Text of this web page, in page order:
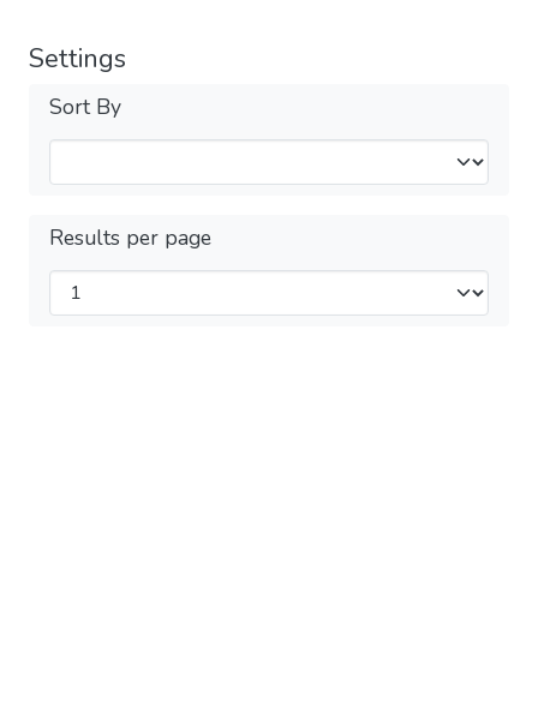
Settings
Sort By
Results per page